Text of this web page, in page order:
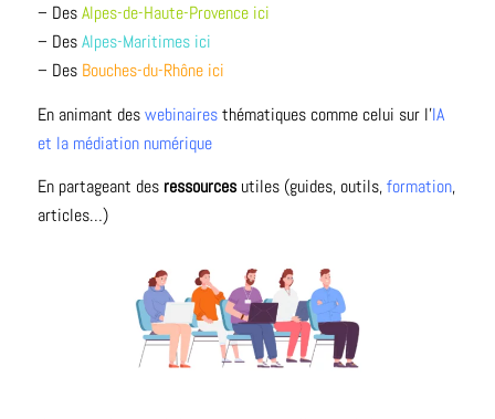
– DesAlpes-de-Haute-Provence ici
– Des Alpes-Maritimes ici
– Des Bouches-du-Rhône ici
En animant deswebinairesthématiques comme celui sur l’IA
et la médiation numérique
En partageant des ressourcesutiles (guides, outils,formation,
articles…)